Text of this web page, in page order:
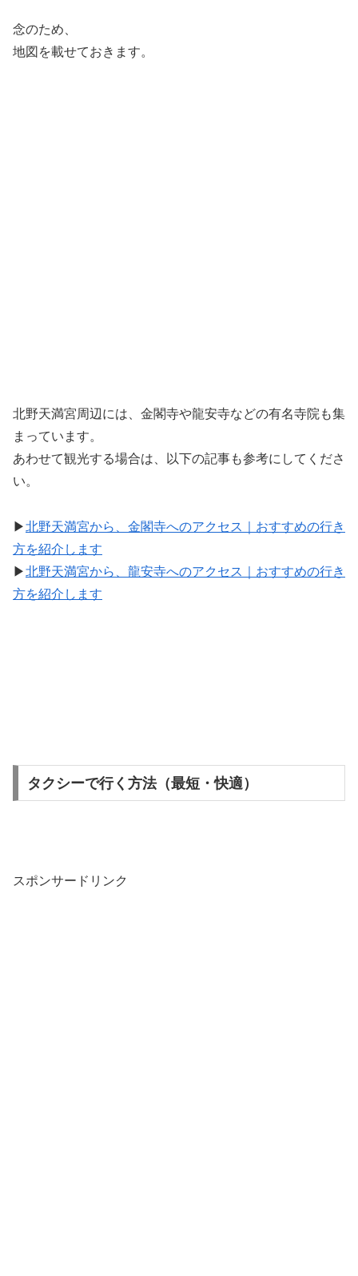
念のため、
地図を載せておきます。
北野天満宮周辺には、金閣寺や龍安寺などの有名寺院も集
まっています。
あわせて観光する場合は、以下の記事も参考にしてくださ
い。
▶北野天満宮から、金閣寺へのアクセス｜おすすめの行き
方を紹介します
▶北野天満宮から、龍安寺へのアクセス｜おすすめの行き
方を紹介します
タクシーで行く方法（最短・快適）
スポンサードリンク